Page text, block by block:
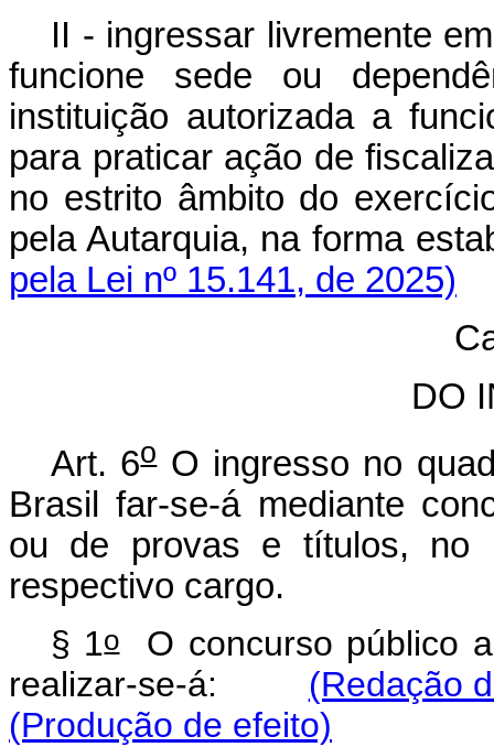
II - ingressar livremente
funcione sede ou
instituição autorizada a
para praticar ação de
no estrito âmbito do
pela Autarquia, na forma
pela Lei nº 15.141, de 2025)
DO
Art. 6oO ingresso no
Brasil far-se-á mediante
ou de provas e títulos, no
respectivo cargo.
§ 1oO concurso público
realizar-se-á: (Redação
(Produção de efeito)